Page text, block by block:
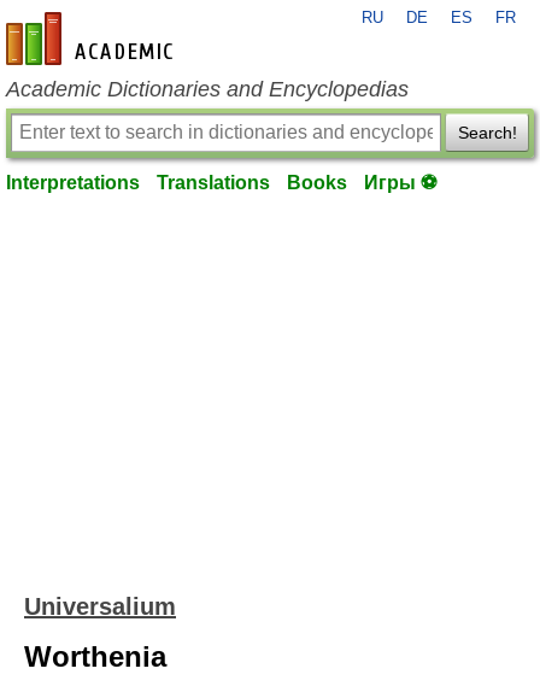
en-academic.com
RU DE ES FR
Academic Dictionaries and Encyclopedias
Search!
Interpretations Translations Books Игры ⚽
Universalium
Worthenia